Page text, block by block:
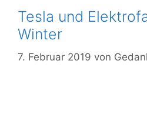
Tesla und
Winter
7. Februar 2019 von